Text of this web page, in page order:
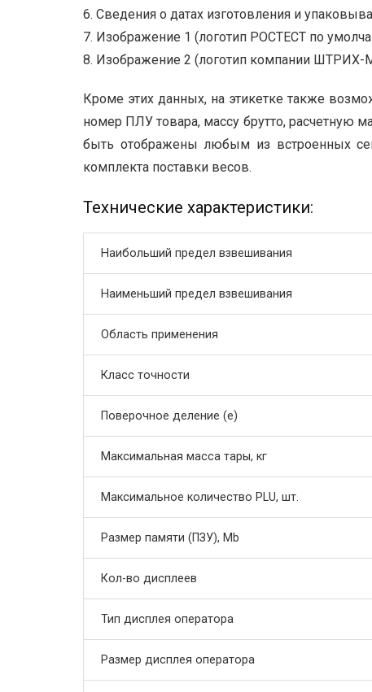
6. Сведения о датах изготовления и
7. Изображение 1 (логотип РОСТЕСТ по
8. Изображение 2 (логотип компании ШТРИХ-
Кроме этих данных, на этикетке также
номер ПЛУ товара, массу брутто, расчетную
быть отображены любым из встроенных
комплекта поставки весов.
Технические характеристики:
Наибольший предел взвешивания
Наименьший предел взвешивания
Область применения
Класс точности
Поверочное деление (e)
Максимальная масса тары, кг
Максимальное количество PLU, шт.
Размер памяти (ПЗУ), Mb
Кол-во дисплеев
Тип дисплея оператора
Размер дисплея оператора